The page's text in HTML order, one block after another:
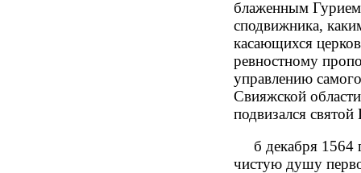
блаженным
сподвижника,
касающихся
ревностному
управлению
Свияжской
подвизался святой
б декабря 1564
чистую душу